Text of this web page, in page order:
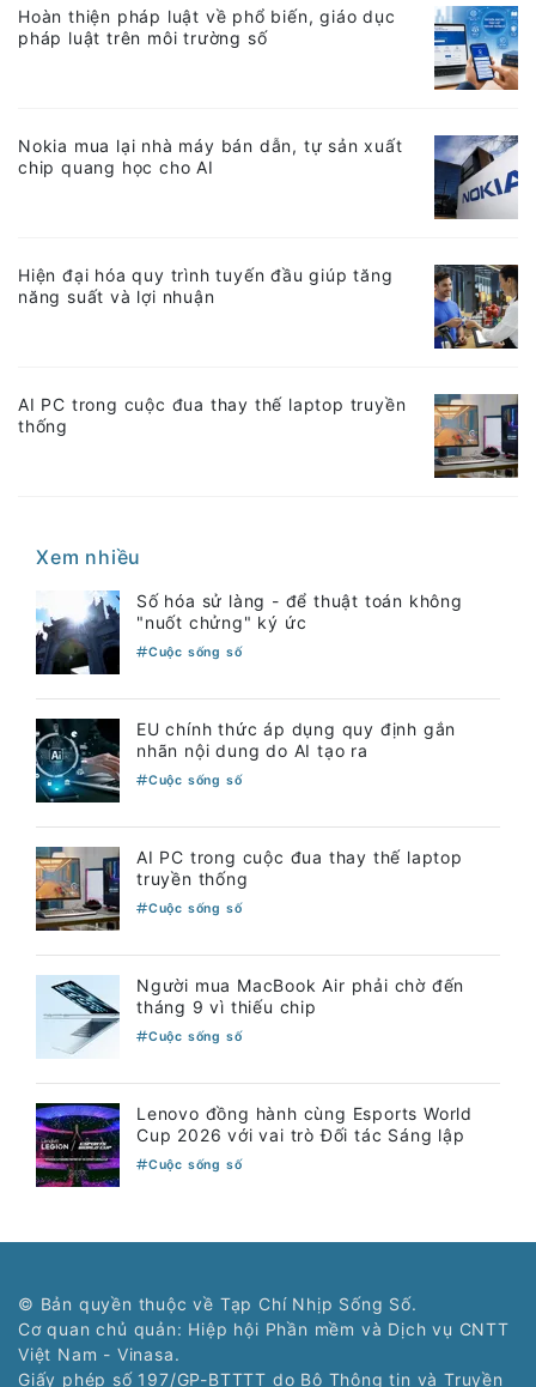
Hoàn thiện pháp luật về phổ biến, giáo dục
pháp luật trên môi trường số
Nokia mua lại nhà máy bán dẫn, tự sản xuất
chip quang học cho AI
Hiện đại hóa quy trình tuyến đầu giúp tăng
năng suất và lợi nhuận
AI PC trong cuộc đua thay thế laptop truyền
thống
Xem nhiều
Số hóa sử làng - để thuật toán không
"nuốt chửng" ký ức
Cuộc sống số
EU chính thức áp dụng quy định gắn
nhãn nội dung do AI tạo ra
Cuộc sống số
AI PC trong cuộc đua thay thế laptop
truyền thống
Cuộc sống số
Người mua MacBook Air phải chờ đến
tháng 9 vì thiếu chip
Cuộc sống số
Lenovo đồng hành cùng Esports World
Cup 2026 với vai trò Đối tác Sáng lập
Cuộc sống số
© Bản quyền thuộc về Tạp Chí Nhịp Sống Số.
Cơ quan chủ quản: Hiệp hội Phần mềm và Dịch vụ CNTT
Việt Nam - Vinasa.
Giấy phép số 197/GP-BTTTT do Bộ Thông tin và Truyền